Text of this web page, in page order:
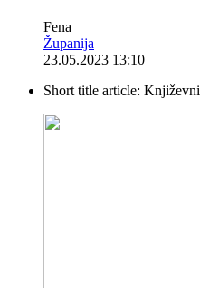
Fena
Županija
23.05.2023 13:10
Short title article: